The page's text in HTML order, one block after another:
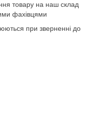
товару на наш склад
фахівцями
при зверненні до